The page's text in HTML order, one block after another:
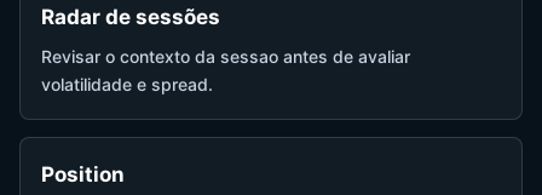
Radar de sessões
Revisar o contexto da sessao antes de avaliar
volatilidade e spread.
Position